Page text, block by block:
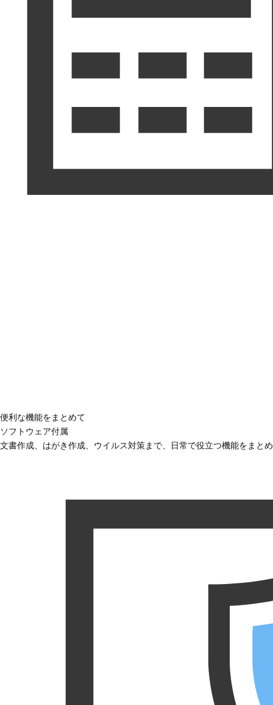
便利な機能をまとめて
ソフトウェア付属
文書作成、はがき作成、ウイルス対策まで、日常で役立つ機能をまと